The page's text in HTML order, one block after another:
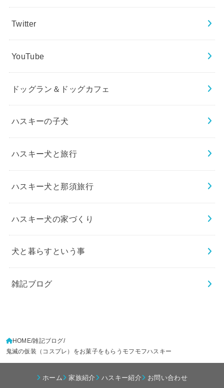
Twitter
YouTube
ドッグラン＆ドッグカフェ
ハスキーの子犬
ハスキー犬と旅行
ハスキー犬と那須旅行
ハスキー犬の家づくり
犬と暮らすという事
雑記ブログ
HOME 雑記ブログ
鬼滅の仮装（コスプレ）をお菓子をもらうモフモフハスキー
ホーム 家族紹介 ハスキー紹介 お問い合わせ